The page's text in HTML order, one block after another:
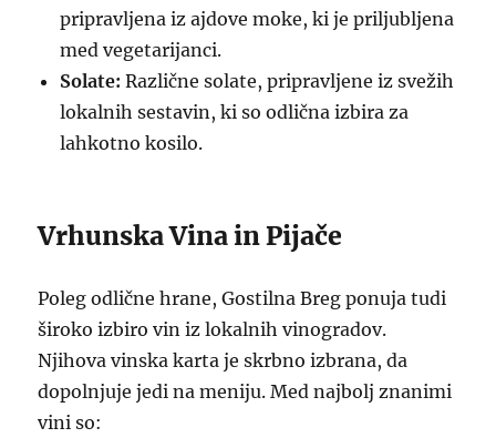
pripravljena iz ajdove moke, ki je priljubljena
med vegetarijanci.
Solate: Različne solate, pripravljene iz svežih
lokalnih sestavin, ki so odlična izbira za
lahkotno kosilo.
Vrhunska Vina in Pijače
Poleg odlične hrane, Gostilna Breg ponuja tudi
široko izbiro vin iz lokalnih vinogradov.
Njihova vinska karta je skrbno izbrana, da
dopolnjuje jedi na meniju. Med najbolj znanimi
vini so: